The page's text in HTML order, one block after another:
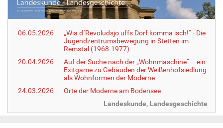
:
06.05.2026
„Wia d´Revoludsjo uffs Dorf komma isch!“ - Die
Jugendzentrumsbewegung in Stetten im
Remstal (1968-1977)
20.04.2026
Auf der Suche nach der „Wohnmaschine“ – ein
Exitgame zu Gebäuden der Weißenhofsiedlung
als Wohnformen der Moderne
24.03.2026
Orte der Moderne am Bodensee
Landeskunde, Landesgeschichte